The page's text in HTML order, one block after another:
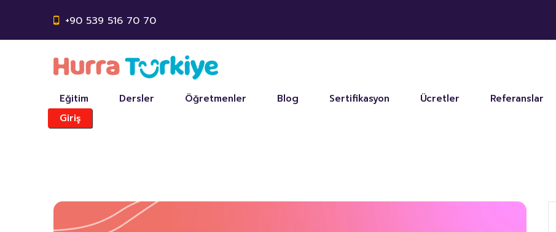
+90 539 516 70 70
Eğitim Dersler Öğretmenler Blog Sertifikasyon Ücretler Referanslar
Giriş